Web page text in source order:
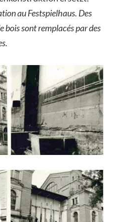
au Festspielhaus. Des
bois sont remplacés par des